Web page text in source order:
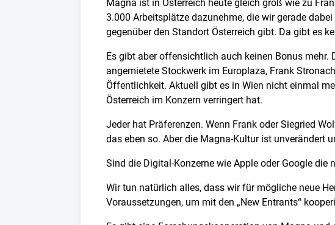
Magna ist in Österreich heute gleich groß wie zu
3.000 Arbeitsplätze dazunehme, die wir gerade
gegenüber den Standort Österreich gibt. Da gibt es
Es gibt aber offensichtlich auch keinen Bonus
angemietete Stockwerk im Europlaza, Frank
Öffentlichkeit. Aktuell gibt es in Wien nicht einmal
Österreich im Konzern verringert hat.
Jeder hat Präferenzen. Wenn Frank oder Siegried
das eben so. Aber die Magna-Kultur ist unverändert
Sind die Digital-Konzerne wie Apple oder Google die
Wir tun natürlich alles, dass wir für mögliche neue
Voraussetzungen, um mit den „New Entrants“